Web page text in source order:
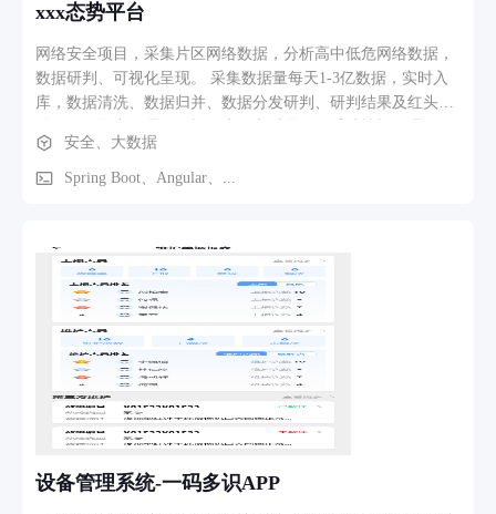
xxx态势平台
网络安全项目，采集片区网络数据，分析高中低危网络数据，
数据研判、可视化呈现。 采集数据量每天1-3亿数据，实时入
库，数据清洗、数据归并、数据分发研判、研判结果及红头文
安全、大数据
Spring Boot、Angular、...
设备管理系统-一码多识APP